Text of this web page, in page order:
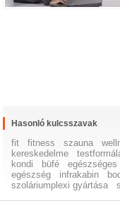
Hasonló kulcsszavak
fit fitness szauna
kereskedelme
kondi
büfé egészséges
egészség
infrakabin
szoláriumplexi gyártása